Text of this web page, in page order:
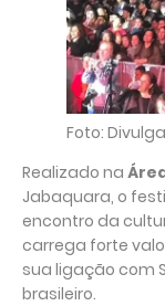
Foto:
Realizado na
Jabaquara, o
encontro da
carrega forte
sua ligação com
brasileiro.